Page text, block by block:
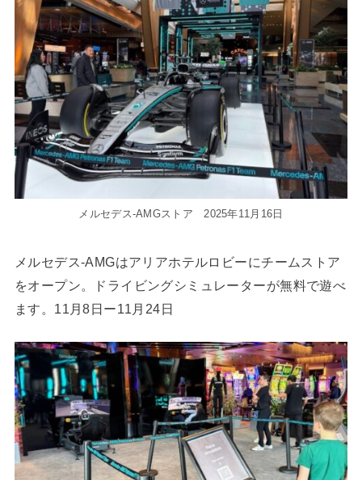
メルセデス-AMGストア 2025年11月16日
メルセデス-AMGはアリアホテルロビーにチームストア
をオープン。ドライビングシミュレーターが無料で遊べ
ます。11月8日ー11月24日